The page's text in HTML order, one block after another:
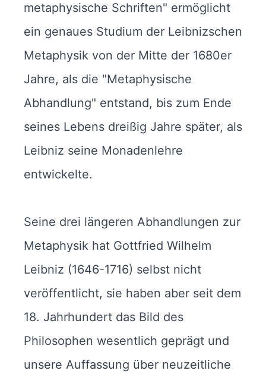
metaphysische Schriften" ermöglicht
ein genaues Studium der Leibnizschen
Metaphysik von der Mitte der 1680er
Jahre, als die "Metaphysische
Abhandlung" entstand, bis zum Ende
seines Lebens dreißig Jahre später, als
Leibniz seine Monadenlehre
entwickelte.
Seine drei längeren Abhandlungen zur
Metaphysik hat Gottfried Wilhelm
Leibniz (1646-1716) selbst nicht
veröffentlicht, sie haben aber seit dem
18. Jahrhundert das Bild des
Philosophen wesentlich geprägt und
unsere Auffassung über neuzeitliche